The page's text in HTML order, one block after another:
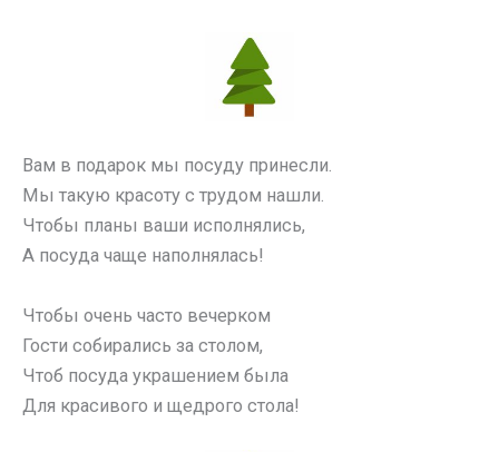
Вам в подарок мы посуду принесли.
Мы такую красоту с трудом нашли.
Чтобы планы ваши исполнялись,
А посуда чаще наполнялась!
Чтобы очень часто вечерком
Гости собирались за столом,
Чтоб посуда украшением была
Для красивого и щедрого стола!